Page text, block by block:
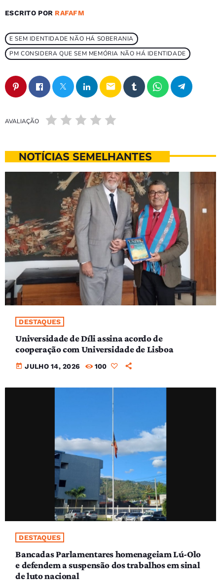
ESCRITO POR RAFAFM
E SEM IDENTIDADE NÃO HÁ SOBERANIA
PM CONSIDERA QUE SEM MEMÓRIA NÃO HÁ IDENTIDADE
email
AVALIAÇÃO
NOTÍCIAS SEMELHANTES
DESTAQUES
Universidade de Díli assina acordo de
cooperação com Universidade de Lisboa
today JULHO 14, 2026 100
DESTAQUES
Bancadas Parlamentares homenageiam Lú-Olo
e defendem a suspensão dos trabalhos em sinal
de luto nacional